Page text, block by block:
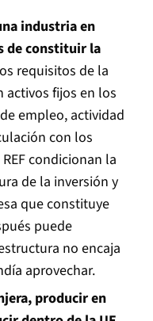
industria en
de constituir la
requisitos de la
activos fijos en los
empleo, actividad
con los
condicionan la
de la inversión y
que constituye
puede
no encaja
aprovechar.
producir en